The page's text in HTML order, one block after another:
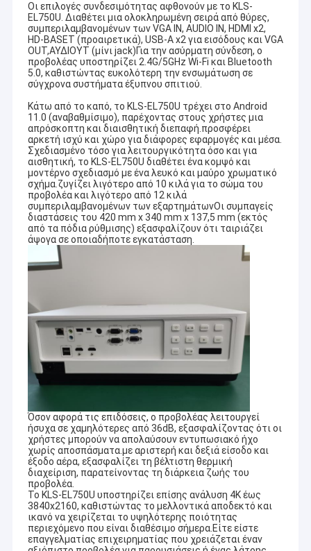
Σπίτι
Προϊόντα
Περίπου εμείς
Οι επιλογές συνδεσιμότητας αφθονούν με το KLS-
EL750U. Διαθέτει μια ολοκληρωμένη σειρά από θύρες,
συμπεριλαμβανομένων των VGA IN, AUDIO IN, HDMI x2,
HD-BASET (προαιρετικά), USB-A x2 για εισόδους και VGA
OUT,ΑΥΔΙΟΥΤ (μίνι jack)Για την ασύρματη σύνδεση, ο
προβολέας υποστηρίζει 2.4G/5GHz Wi-Fi και Bluetooth
5.0, καθιστώντας ευκολότερη την ενσωμάτωση σε
σύγχρονα συστήματα έξυπνου σπιτιού.
Κάτω από το καπό, το KLS-EL750U τρέχει στο Android
11.0 (αναβαθμίσιμο), παρέχοντας στους χρήστες μια
απρόσκοπτη και διαισθητική διεπαφή.προσφέρει
αρκετή ισχύ και χώρο για διάφορες εφαρμογές και μέσα.
Σχεδιασμένο τόσο για λειτουργικότητα όσο και για
αισθητική, το KLS-EL750U διαθέτει ένα κομψό και
μοντέρνο σχεδιασμό με ένα λευκό και μαύρο χρωματικό
σχήμα.ζυγίζει λιγότερο από 10 κιλά για το σώμα του
προβολέα και λιγότερο από 12 κιλά
συμπεριλαμβανομένων των εξαρτημάτωνΟι συμπαγείς
διαστάσεις του 420 mm x 340 mm x 137,5 mm (εκτός
από τα πόδια ρύθμισης) εξασφαλίζουν ότι ταιριάζει
άψογα σε οποιαδήποτε εγκατάσταση.
Όσον αφορά τις επιδόσεις, ο προβολέας λειτουργεί
ήσυχα σε χαμηλότερες από 36dB, εξασφαλίζοντας ότι οι
χρήστες μπορούν να απολαύσουν εντυπωσιακό ήχο
χωρίς αποσπάσματα.με αριστερή και δεξιά είσοδο και
έξοδο αέρα, εξασφαλίζει τη βέλτιστη θερμική
διαχείριση, παρατείνοντας τη διάρκεια ζωής του
προβολέα.
Το KLS-EL750U υποστηρίζει επίσης ανάλυση 4K έως
3840x2160, καθιστώντας το μελλοντικά αποδεκτό και
ικανό να χειρίζεται το υψηλότερης ποιότητας
περιεχόμενο που είναι διαθέσιμο σήμερα.Είτε είστε
επαγγελματίας επιχειρηματίας που χρειάζεται έναν
Shenzhen Flyin Technology Co., Limitedείναι μια
σύγχρονη επιχείρηση υψηλής τεχνολογίας.
Ενσωμάτωση με την ανάπτυξη προϊόντων, την
παραγωγή και τις πωλήσεις. Η εταιρεία μας ιδρύθηκε